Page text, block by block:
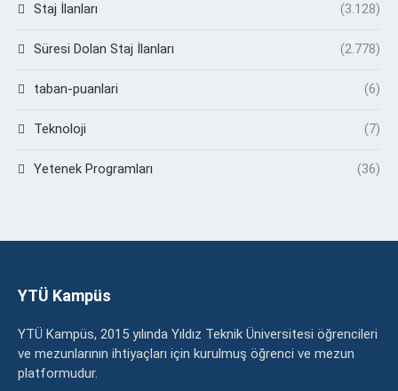
Staj İlanları (3.128)
Süresi Dolan Staj İlanları (2.778)
taban-puanlari (6)
Teknoloji (7)
Yetenek Programları (36)
YTÜ Kampüs
YTÜ Kampüs, 2015 yılında Yıldız Teknik Üniversitesi öğrencileri
ve mezunlarının ihtiyaçları için kurulmuş öğrenci ve mezun
platformudur.